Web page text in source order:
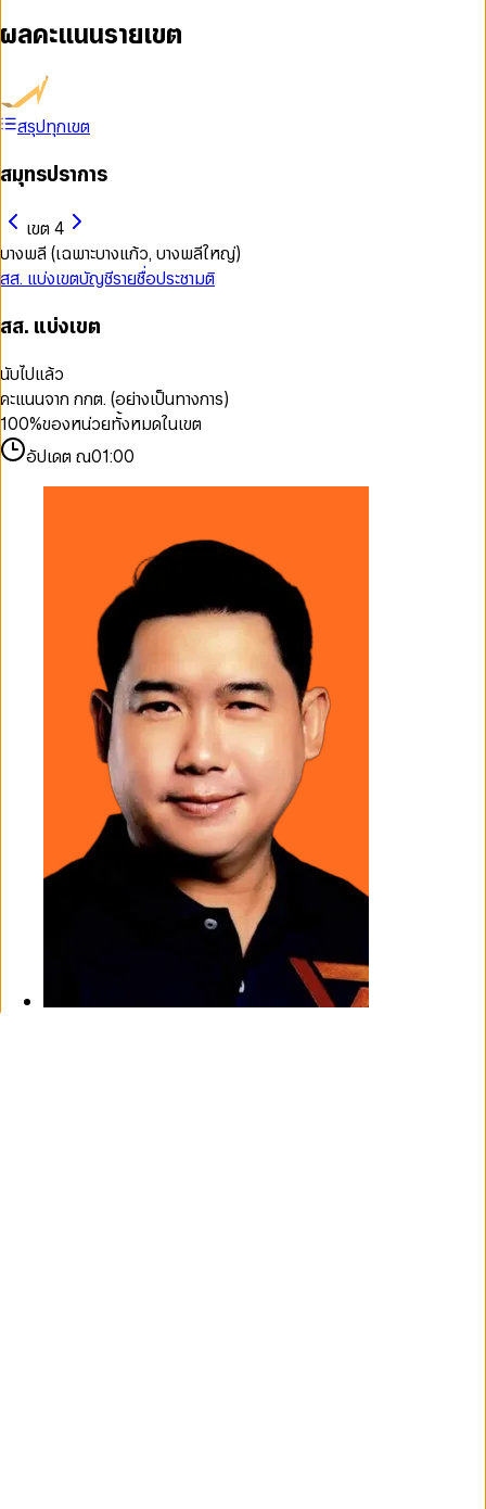
ผลคะแนนรายเขต
สรุปทุกเขต
สมุทรปราการ
เขต 4
บางพลี (เฉพาะบางแก้ว, บางพลีใหญ่)
สส. แบ่งเขตบัญชีรายชื่อประชามติ
สส. แบ่งเขต
นับไปแล้ว
คะแนนจาก กกต. (อย่างเป็นทางการ)
100%ของหน่วยทั้งหมดในเขต
อัปเดต ณ01:00